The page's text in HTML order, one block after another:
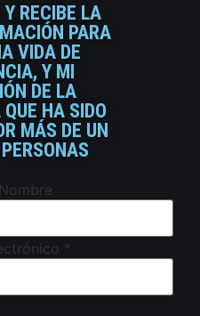
RECIBE LA
PARA
VIDA DE
Y MI
DE LA
HA SIDO
MÁS DE UN
*